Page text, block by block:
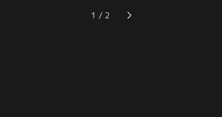
り、自分も友達に話すべきか悩んで
いた。アンディたちは頭にケガを負
いた。そんな時、地下鉄の緊急停止
により複数の乗客が軽症を負ったと
1